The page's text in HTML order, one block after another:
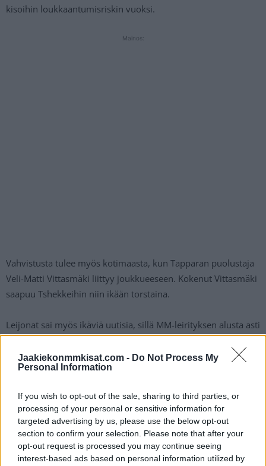
Jaakiekonmmkisat.com - Do Not Process My
Personal Information
If you wish to opt-out of the sale, sharing to third parties, or
processing of your personal or sensitive information for
targeted advertising by us, please use the below opt-out
section to confirm your selection. Please note that after your
opt-out request is processed you may continue seeing
interest-based ads based on personal information utilized by
kisoihin loukkaantumisriskin vuoksi.
Mainos:
Vahvistusta tulee myös kotimaasta, kun Tapparan puolustaja
Veli-Matti Vittasmäki liittyy joukkueeseen. Kokenut Vittasmäki
saapuu Tshekkeihin niin ikään torstaina.
Leijonat sai myös ikäviä uutisia, sillä MM-leirityksen alusta asti
mukana ollut hyökkääjä Lauri Pajuniemi joutui jäämään
sivuun joukkueesta.
kunnossa, Leijonien GM Jere Lehtinen sanoo liiton
tiedotteessa.
Tsekkaa myös:Koovee jäi ilman Mestis-lisenssiä – Tutonkin
lisenssi ehdollinen tiukalla määräajalla